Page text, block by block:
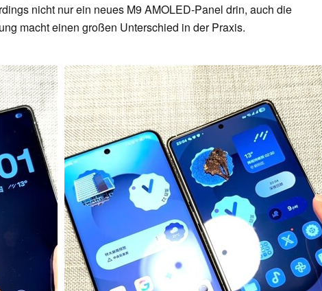
nicht nur ein neues M9 AMOLED-Panel drin, auch die
macht einen großen Unterschied in der Praxis.